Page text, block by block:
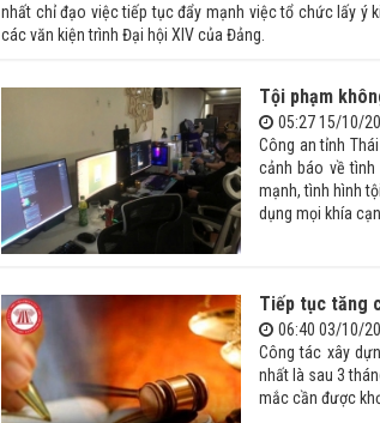
nhất chỉ đạo việc tiếp tục đẩy mạnh việc tổ chức lấy ý
các văn kiện trình Đại hội XIV của Đảng.
Tội phạm
05:27 15/10/
Công an tỉnh
cảnh báo về tình
mạnh, tình hình
dụng mọi khía
Tiếp tục tăng
06:40 03/10/
Công tác xây
nhất là sau 3
mắc cần được